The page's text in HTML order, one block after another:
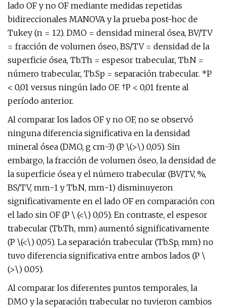
lado OF y no OF mediante medidas repetidas
bidireccionales MANOVA y la prueba post-hoc de
Tukey (n = 12). DMO = densidad mineral ósea, BV/TV
= fracción de volumen óseo, BS/TV = densidad de la
superficie ósea, Tb.Th = espesor trabecular, Tb.N =
número trabecular, Tb.Sp = separación trabecular. *P
< 0,01 versus ningún lado OF. †P < 0,01 frente al
período anterior.
Al comparar los lados OF y no OF, no se observó
ninguna diferencia significativa en la densidad
mineral ósea (DMO, g cm-3) (P \(>\) 0,05). Sin
embargo, la fracción de volumen óseo, la densidad de
la superficie ósea y el número trabecular (BV/TV, %,
BS/TV, mm−1 y Tb.N, mm−1) disminuyeron
significativamente en el lado OF en comparación con
el lado sin OF (P \ (<\) 0,05). En contraste, el espesor
trabecular (Tb.Th, mm) aumentó significativamente
(P \(<\) 0,05). La separación trabecular (Tb.Sp, mm) no
tuvo diferencia significativa entre ambos lados (P \
(>\) 0.05).
Al comparar los diferentes puntos temporales, la
DMO y la separación trabecular no tuvieron cambios